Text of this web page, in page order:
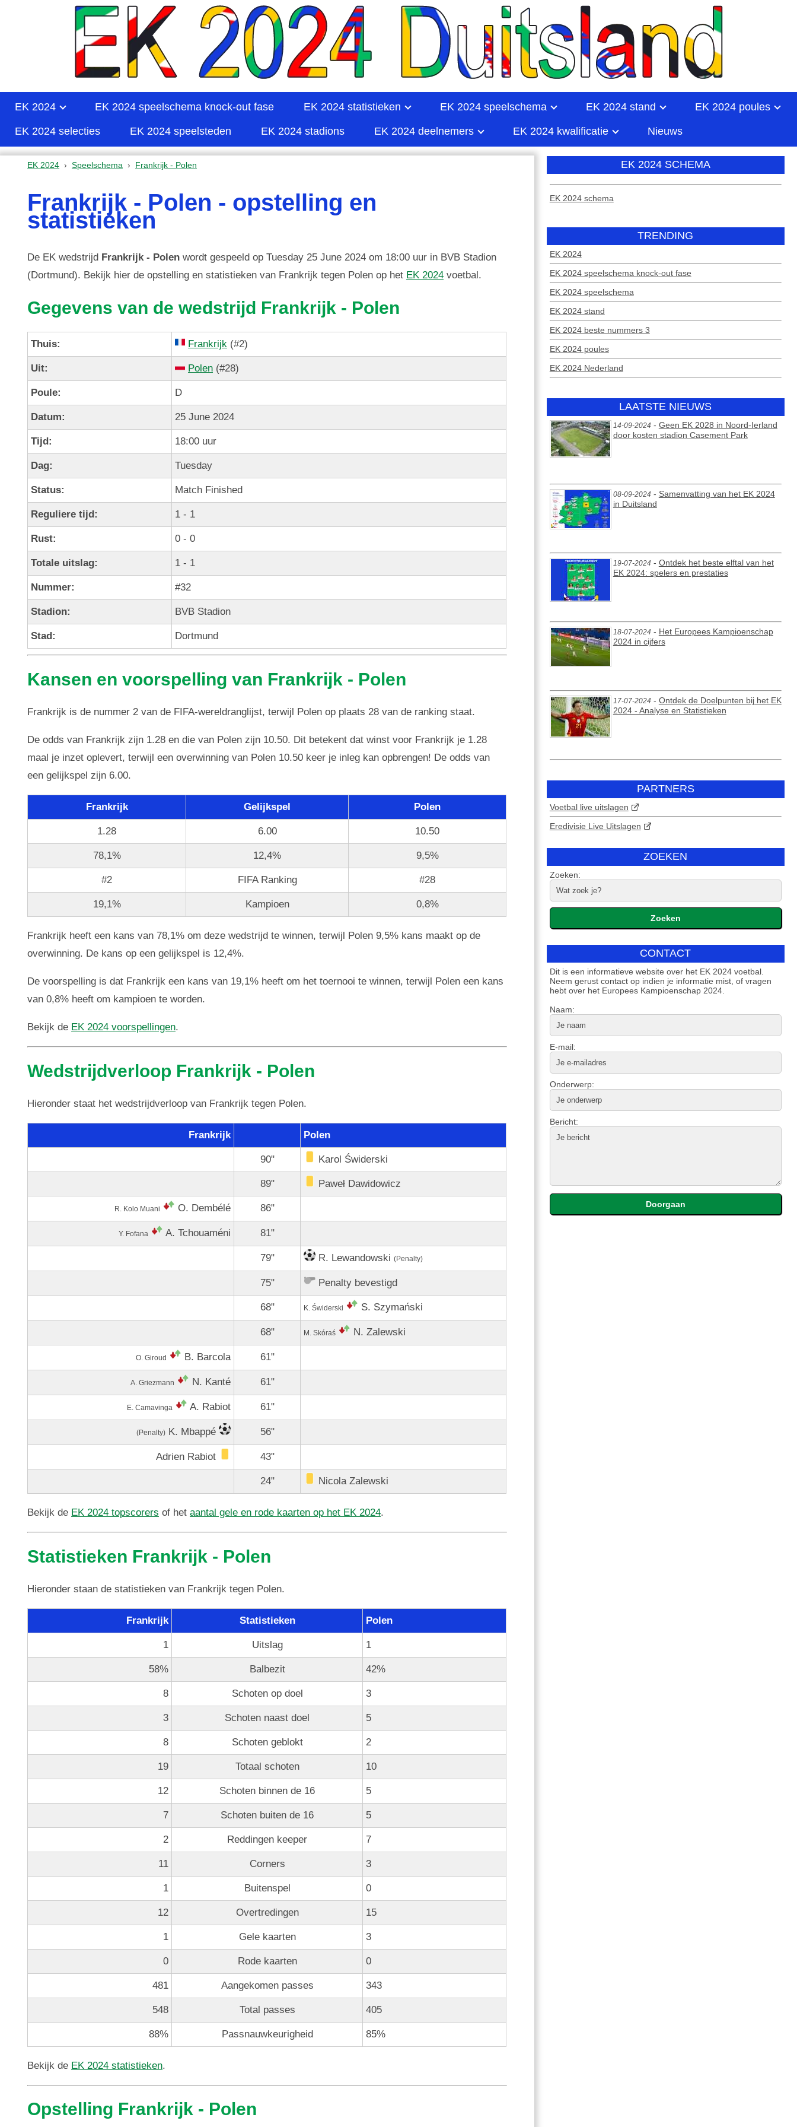
EK 2024 EK 2024 speelschema knock-out fase EK 2024 statistieken EK 2024 speelschema EK 2024 stand EK 2024 poules
EK 2024 selecties EK 2024 speelsteden EK 2024 stadions EK 2024 deelnemers EK 2024 kwalificatie Nieuws
EK 2024 Speelschema Frankrijk - Polen
Frankrijk - Polen - opstelling en
statistieken
De EK wedstrijd Frankrijk - Polen wordt gespeeld op Tuesday 25 June 2024 om 18:00 uur in BVB Stadion
(Dortmund). Bekijk hier de opstelling en statistieken van Frankrijk tegen Polen op het EK 2024 voetbal.
Gegevens van de wedstrijd Frankrijk - Polen
Thuis: Frankrijk (#2)
Uit: Polen (#28)
Poule: D
Datum: 25 June 2024
Tijd: 18:00 uur
Dag: Tuesday
Status: Match Finished
Reguliere tijd: 1 - 1
Rust: 0 - 0
Totale uitslag: 1 - 1
Nummer: #32
Stadion: BVB Stadion
Stad: Dortmund
Kansen en voorspelling van Frankrijk - Polen
Frankrijk is de nummer 2 van de FIFA-wereldranglijst, terwijl Polen op plaats 28 van de ranking staat.
De odds van Frankrijk zijn 1.28 en die van Polen zijn 10.50. Dit betekent dat winst voor Frankrijk je 1.28
maal je inzet oplevert, terwijl een overwinning van Polen 10.50 keer je inleg kan opbrengen! De odds van
een gelijkspel zijn 6.00.
Frankrijk Gelijkspel Polen
1.28 6.00 10.50
78,1% 12,4% 9,5%
#2 FIFA Ranking #28
19,1% Kampioen 0,8%
Frankrijk heeft een kans van 78,1% om deze wedstrijd te winnen, terwijl Polen 9,5% kans maakt op de
overwinning. De kans op een gelijkspel is 12,4%.
De voorspelling is dat Frankrijk een kans van 19,1% heeft om het toernooi te winnen, terwijl Polen een kans
van 0,8% heeft om kampioen te worden.
Bekijk de EK 2024 voorspellingen.
Wedstrijdverloop Frankrijk - Polen
Hieronder staat het wedstrijdverloop van Frankrijk tegen Polen.
Frankrijk Polen
90" Karol Świderski
89" Paweł Dawidowicz
R. Kolo Muani O. Dembélé 86"
Y. Fofana A. Tchouaméni 81"
79" R. Lewandowski(Penalty)
75" Penalty bevestigd
68" K. Świderski S. Szymański
68" M. Skóraś N. Zalewski
O. Giroud B. Barcola 61"
A. Griezmann N. Kanté 61"
E. Camavinga A. Rabiot 61"
(Penalty) K. Mbappé 56"
Adrien Rabiot 43"
24" Nicola Zalewski
Bekijk de EK 2024 topscorers of hetaantal gele en rode kaarten op het EK 2024.
Statistieken Frankrijk - Polen
Hieronder staan de statistieken van Frankrijk tegen Polen.
Frankrijk Statistieken Polen
1 Uitslag 1
58% Balbezit 42%
8 Schoten op doel 3
3 Schoten naast doel 5
8 Schoten geblokt 2
19 Totaal schoten 10
12 Schoten binnen de 16 5
7 Schoten buiten de 16 5
2 Reddingen keeper 7
11 Corners 3
1 Buitenspel 0
12 Overtredingen 15
1 Gele kaarten 3
0 Rode kaarten 0
481 Aangekomen passes 343
548 Total passes 405
88% Passnauwkeurigheid 85%
Bekijk de EK 2024 statistieken.
Opstelling Frankrijk - Polen
EK 2024 SCHEMA
EK 2024 schema
TRENDING
EK 2024
EK 2024 speelschema knock-out fase
EK 2024 speelschema
EK 2024 stand
EK 2024 beste nummers 3
EK 2024 poules
EK 2024 Nederland
LAATSTE NIEUWS
14-09-2024 - Geen EK 2028 in Noord-Ierland
door kosten stadion Casement Park
08-09-2024 - Samenvatting van het EK 2024
in Duitsland
19-07-2024 - Ontdek het beste elftal van het
EK 2024: spelers en prestaties
18-07-2024 - Het Europees Kampioenschap
2024 in cijfers
17-07-2024 - Ontdek de Doelpunten bij het EK
2024 - Analyse en Statistieken
PARTNERS
Voetbal live uitslagen
Eredivisie Live Uitslagen
ZOEKEN
Zoeken:
CONTACT
Dit is een informatieve website over het EK 2024 voetbal.
Neem gerust contact op indien je informatie mist, of vragen
hebt over het Europees Kampioenschap 2024.
Naam:
E-mail:
Onderwerp:
Bericht: